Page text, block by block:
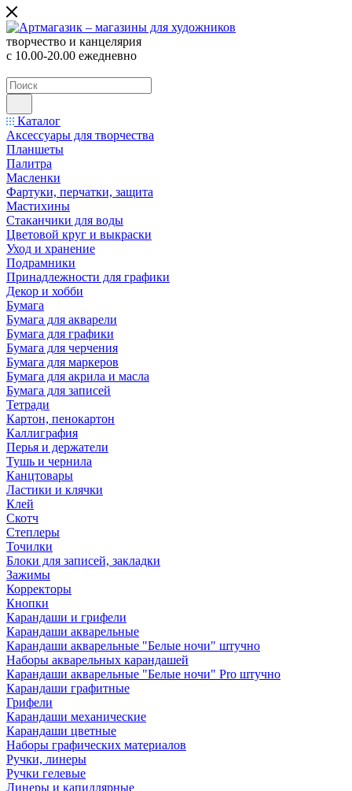
творчество и канцелярия
с 10.00-20.00 ежедневно
Каталог
Аксессуары для творчества
Планшеты
Палитра
Масленки
Фартуки, перчатки, защита
Мастихины
Стаканчики для воды
Цветовой круг и выкраски
Уход и хранение
Подрамники
Принадлежности для графики
Декор и хобби
Бумага
Бумага для акварели
Бумага для графики
Бумага для черчения
Бумага для маркеров
Бумага для акрила и масла
Бумага для записей
Тетради
Картон, пенокартон
Каллиграфия
Перья и держатели
Тушь и чернила
Канцтовары
Ластики и клячки
Клей
Скотч
Степлеры
Точилки
Блоки для записей, закладки
Зажимы
Корректоры
Кнопки
Карандаши и грифели
Карандаши акварельные
Карандаши акварельные "Белые ночи" штучно
Наборы акварельных карандашей
Карандаши акварельные "Белые ночи" Pro штучно
Карандаши графитные
Грифели
Карандаши механические
Карандаши цветные
Наборы графических материалов
Ручки, линеры
Ручки гелевые
Линеры и капиллярные